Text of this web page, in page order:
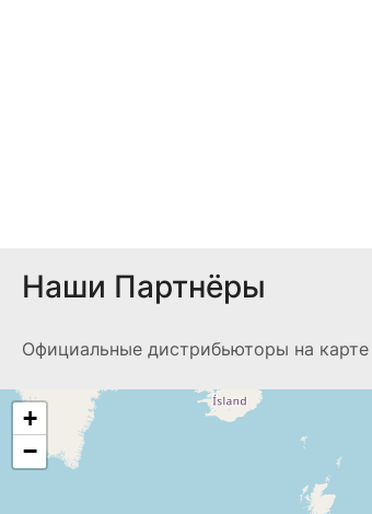
Наши Партнёры
Официальные дистрибьюторы на карте
+
−